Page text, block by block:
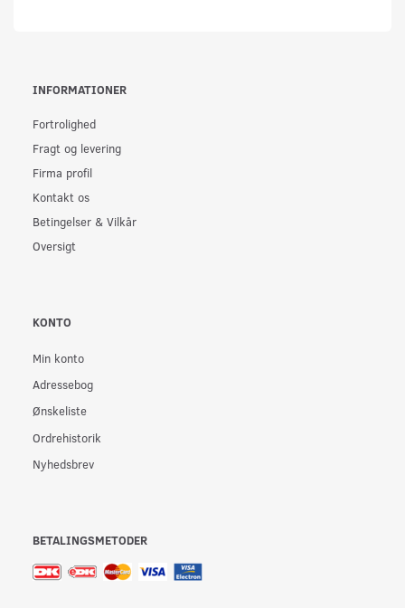
INFORMATIONER
Fortrolighed
Fragt og levering
Firma profil
Kontakt os
Betingelser & Vilkår
Oversigt
KONTO
Min konto
Adressebog
Ønskeliste
Ordrehistorik
Nyhedsbrev
BETALINGSMETODER